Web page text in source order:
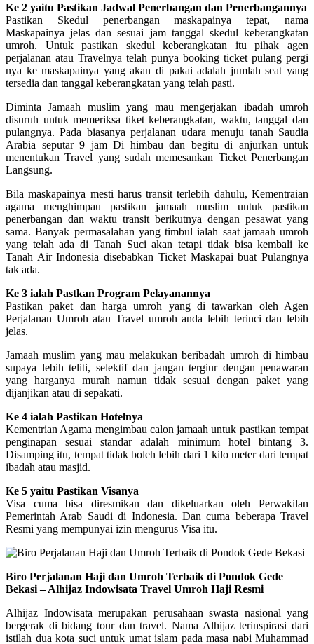
Ke 2 yaitu Pastikan Jadwal Penerbangan dan Penerbangannya
Pastikan Skedul penerbangan maskapainya tepat, nama
Maskapainya jelas dan sesuai jam tanggal skedul keberangkatan
umroh. Untuk pastikan skedul keberangkatan itu pihak agen
perjalanan atau Travelnya telah punya booking ticket pulang pergi
nya ke maskapainya yang akan di pakai adalah jumlah seat yang
tersedia dan tanggal keberangkatan yang telah pasti.
Diminta Jamaah muslim yang mau mengerjakan ibadah umroh
disuruh untuk memeriksa tiket keberangkatan, waktu, tanggal dan
pulangnya. Pada biasanya perjalanan udara menuju tanah Saudia
Arabia seputar 9 jam Di himbau dan begitu di anjurkan untuk
menentukan Travel yang sudah memesankan Ticket Penerbangan
Langsung.
Bila maskapainya mesti harus transit terlebih dahulu, Kementraian
agama menghimpau pastikan jamaah muslim untuk pastikan
penerbangan dan waktu transit berikutnya dengan pesawat yang
sama. Banyak permasalahan yang timbul ialah saat jamaah umroh
yang telah ada di Tanah Suci akan tetapi tidak bisa kembali ke
Tanah Air Indonesia disebabkan Ticket Maskapai buat Pulangnya
tak ada.
Ke 3 ialah Pastkan Program Pelayanannya
Pastikan paket dan harga umroh yang di tawarkan oleh Agen
Perjalanan Umroh atau Travel umroh anda lebih terinci dan lebih
jelas.
Jamaah muslim yang mau melakukan beribadah umroh di himbau
supaya lebih teliti, selektif dan jangan tergiur dengan penawaran
yang harganya murah namun tidak sesuai dengan paket yang
dijanjikan atau di sepakati.
Ke 4 ialah Pastikan Hotelnya
Kementrian Agama mengimbau calon jamaah untuk pastikan tempat
penginapan sesuai standar adalah minimum hotel bintang 3.
Disamping itu, tempat tidak boleh lebih dari 1 kilo meter dari tempat
ibadah atau masjid.
Ke 5 yaitu Pastikan Visanya
Visa cuma bisa diresmikan dan dikeluarkan oleh Perwakilan
Pemerintah Arab Saudi di Indonesia. Dan cuma beberapa Travel
Resmi yang mempunyai izin mengurus Visa itu.
Biro Perjalanan Haji dan Umroh Terbaik di Pondok Gede
Bekasi – Alhijaz Indowisata Travel Umroh Haji Resmi
Alhijaz Indowisata merupakan perusahaan swasta nasional yang
bergerak di bidang tour dan travel. Nama Alhijaz terinspirasi dari
istilah dua kota suci untuk umat islam pada masa nabi Muhammad